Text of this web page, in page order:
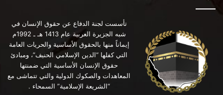
تأسست لجنة الدفاع عن حقوق الإنسان في
شبه الجزيرة العربية عام 1413 هـ ـ 1992م
إيماناً منها بالحقوق الأساسية والحريات العامة
التي كفلها “الدين الإسلامي الحنيف”، ومبادئ
حقوق الإنسان الأساسية التي ضمنتها
المعاهدات والصكوك الدولية والتي تتماشى مع
“الشريعة الإسلامية” السمحاء .